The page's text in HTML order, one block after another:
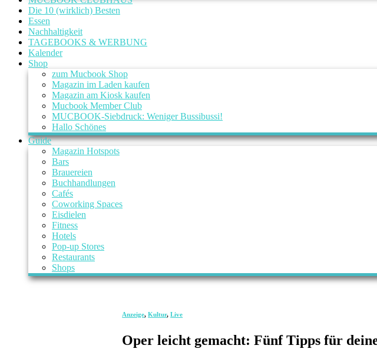
Die 10 (wirklich) Besten
Essen
Nachhaltigkeit
TAGEBOOKS & WERBUNG
Kalender
Shop
zum Mucbook Shop
Magazin im Laden kaufen
Magazin am Kiosk kaufen
Mucbook Member Club
MUCBOOK-Siebdruck: Weniger Bussibussi!
Hallo Schönes
Guide
Magazin Hotspots
Bars
Brauereien
Buchhandlungen
Cafés
Coworking Spaces
Eisdielen
Fitness
Hotels
Pop-up Stores
Restaurants
Shops
Anzeige,Kultur,Live
Oper leicht gemacht: Fünf Tipps für